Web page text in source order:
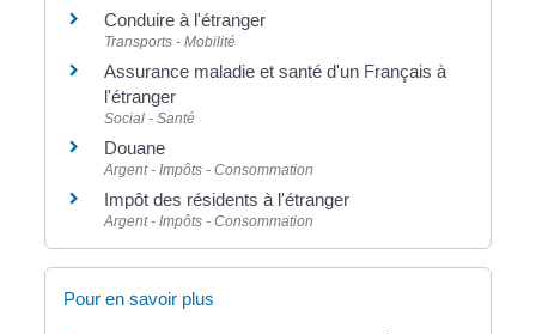
Conduire à l'étranger
Transports - Mobilité
Assurance maladie et santé d'un Français à
l'étranger
Social - Santé
Douane
Argent - Impôts - Consommation
Impôt des résidents à l'étranger
Argent - Impôts - Consommation
Pour en savoir plus